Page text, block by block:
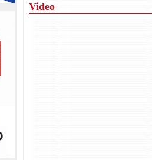
Video